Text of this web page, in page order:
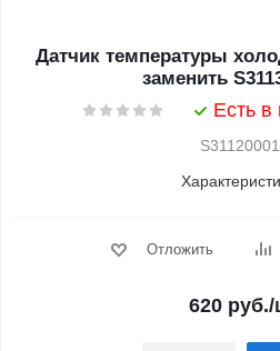
Датчик температуры
заменить
Есть в
Отложить
620 руб./